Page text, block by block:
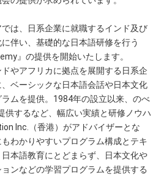
は、日系企業に就職するインド及び
伴い、基礎的な日本語研修を行う
』の提供を開始いたします。
やアフリカに拠点を展開する日系企
ベーシックな日本語会話や日本文化
ムを提供。1984年の設立以来、のべ
供するなど、幅広い実績と研修ノウハ
Inc.（香港）がアドバイザーとな
わかりやすいプログラム構成とテキ
本語教育にとどまらず、日本文化や
ンなどの学習プログラムを提供する